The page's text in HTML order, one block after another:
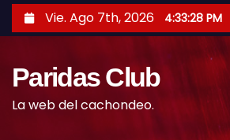
a
Vie. Ago 7th, 2026 4:33:29 PM
Paridas Club
La web del cachondeo.